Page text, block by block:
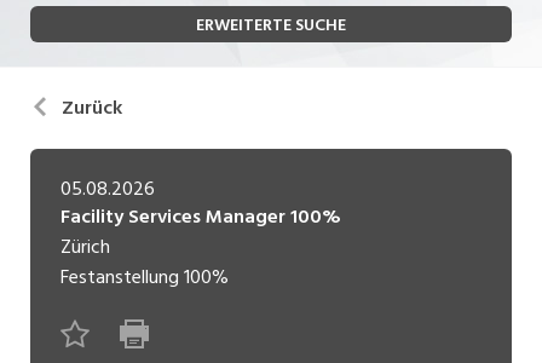
Praktikum
Lehrstelle
Ferienjob
POSITION
Führungsposition
Bildung, Kunst, Design, Soziale Berufe, Sport
Einkauf, Logistik, Transport, Verkehr
Engineering, Technik, Architektur
Finanzen, Controlling, Treuhand, Recht
Gartenbau, Landwirtschaft, Forstwirtschaft
ERWEITERTE SUCHE
Zurück
05.08.2026
Facility Services Manager 100%
Zürich
Festanstellung100%